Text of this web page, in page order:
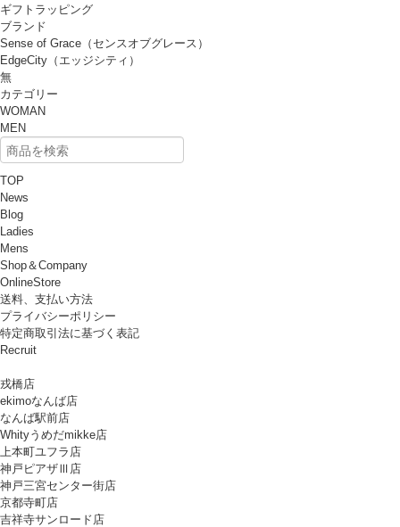
ギフトラッピング
ブランド
Sense of Grace（センスオブグレース）
EdgeCity（エッジシティ）
無
カテゴリー
WOMAN
MEN
TOP
News
Blog
Ladies
Mens
Shop＆Company
OnlineStore
送料、支払い方法
プライバシーポリシー
特定商取引法に基づく表記
Recruit
戎橋店
ekimoなんば店
なんば駅前店
Whityうめだmikke店
上本町ユフラ店
神戸ピアザⅢ店
神戸三宮センター街店
京都寺町店
吉祥寺サンロード店